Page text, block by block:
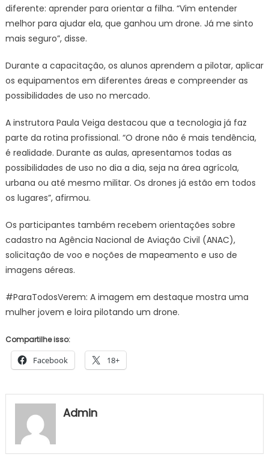
diferente: aprender para orientar a filha. “Vim entender
melhor para ajudar ela, que ganhou um drone. Já me sinto
mais seguro”, disse.
Durante a capacitação, os alunos aprendem a pilotar, aplicar
os equipamentos em diferentes áreas e compreender as
possibilidades de uso no mercado.
A instrutora Paula Veiga destacou que a tecnologia já faz
parte da rotina profissional. “O drone não é mais tendência,
é realidade. Durante as aulas, apresentamos todas as
possibilidades de uso no dia a dia, seja na área agrícola,
urbana ou até mesmo militar. Os drones já estão em todos
os lugares”, afirmou.
Os participantes também recebem orientações sobre
cadastro na Agência Nacional de Aviação Civil (ANAC),
solicitação de voo e noções de mapeamento e uso de
imagens aéreas.
#ParaTodosVerem: A imagem em destaque mostra uma
mulher jovem e loira pilotando um drone.
Compartilhe isso:
Facebook 18+
Admin